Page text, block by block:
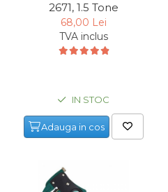
Unelte de Zugravit
Roata de Masurat
Banc de lucru – tamplarie
transport marfa
Capsator Manual
2671, 1.5 Tone
68,00 Lei
TVA inclus
IN STOC
Adauga in cos